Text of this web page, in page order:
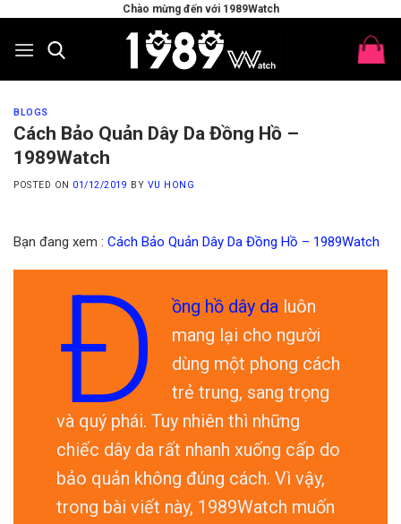
content
Chào mừng đến với 1989Watch
BLOGS
Cách Bảo Quản Dây Da Đồng Hồ –
1989Watch
POSTED ON 01/12/2019 BY VU HONG
Bạn đang xem : Cách Bảo Quản Dây Da Đồng Hồ – 1989Watch
Đ ồng hồ dây da luôn
mang lại cho người
dùng một phong cách
trẻ trung, sang trọng
và quý phái. Tuy nhiên thì những
chiếc dây da rất nhanh xuống cấp do
bảo quản không đúng cách. Vì vậy,
trong bài viết này, 1989Watch muốn